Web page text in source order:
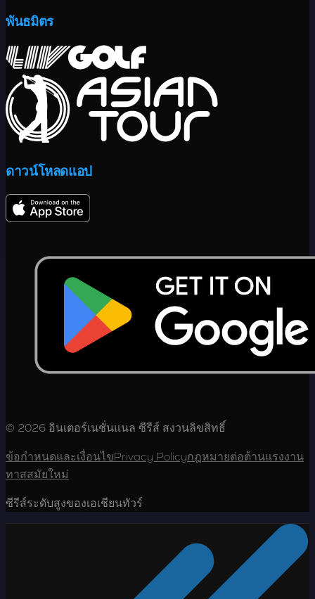
พันธมิตร
ดาวน์โหลดแอป
© 2026 อินเตอร์เนชั่นแนล ซีรีส์ สงวนลิขสิทธิ์
ข้อกำหนดและเงื่อนไขPrivacy Policyกฎหมายต่อต้านแรงงาน
ทาสสมัยใหม่
ซีรีส์ระดับสูงของเอเชียนทัวร์